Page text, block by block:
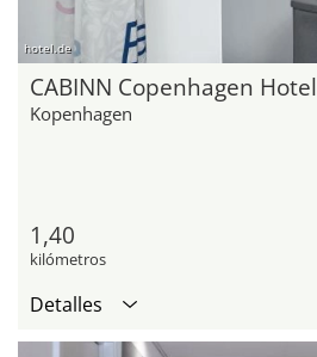
hotel.de
CABINN Copenhagen Hotel
Kopenhagen
1,40
kilómetros
Detalles